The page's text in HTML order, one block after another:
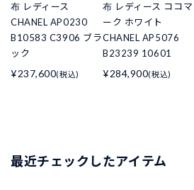
布 レディース
CHANEL AP0230
B10583 C3906 ブラ
ック
¥237,600(税込)
布 レディース ココマ
ーク ホワイト
CHANEL AP5076
B23239 10601
¥284,900(税込)
最近チェックしたアイテム